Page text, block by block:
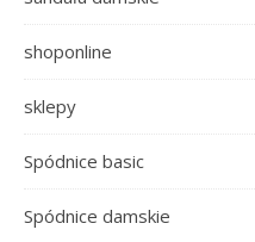
shoponline
sklepy
Spódnice basic
Spódnice damskie